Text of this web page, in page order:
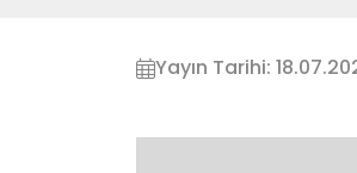
Yayın Tarihi: